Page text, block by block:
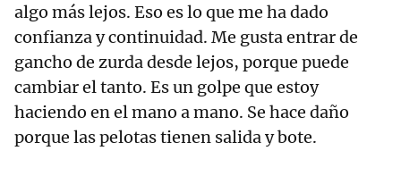
algo más lejos. Eso es lo que me ha dado
confianza y continuidad. Me gusta entrar de
gancho de zurda desde lejos, porque puede
cambiar el tanto. Es un golpe que estoy
haciendo en el mano a mano. Se hace daño
porque las pelotas tienen salida y bote.